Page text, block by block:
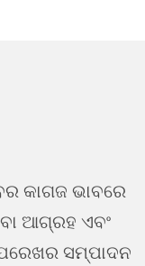
କାଗଜ ଭାବରେ
ଆଗ୍ରହ ଏବଂ
ସମ୍ପାଦନ